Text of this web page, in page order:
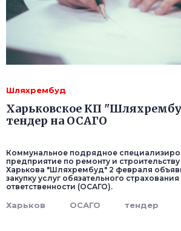
Шляхрембуд
Харьковское КП
тендер на ОСАГО
Коммунальное подрядное
предприятие по ремонту и
Харькова "Шляхрембуд" 2 февраля
закупку услуг обязательного
ответственности (ОСАГО).
Харьков ОСАГО тендер